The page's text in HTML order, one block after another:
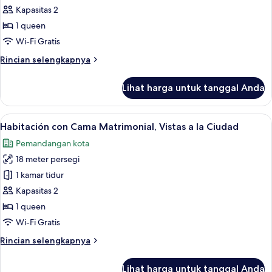
Habitación
Doble
con
Matrimonial
Kapasitas 2
1 queen
Wi-Fi Gratis
Rincian selengkapnya
Rincian
Habitación
Doble
con
Matrimonial
Lihat harga untuk tanggal Anda
Lihat
semua
foto
untuk
Habitación
con
Cama
Matrimonial,
a
Habitación con Cama Matrimonial,
8
Habitación con Cama Matrimonial, Vistas a la Ciudad
Pemandangan kota
18 meter persegi
1 kamar tidur
Kapasitas 2
1 queen
Wi-Fi Gratis
Rincian selengkapnya
Rincian
Lihat harga untuk tanggal Anda